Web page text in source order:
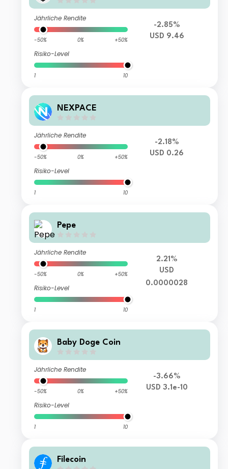
Jährliche Rendite
-50% 0% +50%
Risiko-Level
1 10
-2.85%
USD 9.46
NEXPACE
Jährliche Rendite
-50% 0% +50%
Risiko-Level
1 10
-2.18%
USD 0.26
Pepe
Jährliche Rendite
-50% 0% +50%
Risiko-Level
1 10
2.21%
USD
0.0000028
Baby Doge Coin
Jährliche Rendite
-50% 0% +50%
Risiko-Level
1 10
-3.66%
USD 3.1e-10
Filecoin